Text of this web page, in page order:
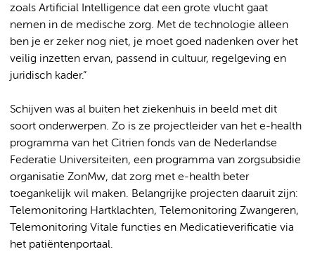
zoals Artificial Intelligence dat een grote vlucht gaat
nemen in de medische zorg. Met de technologie alleen
ben je er zeker nog niet, je moet goed nadenken over het
veilig inzetten ervan, passend in cultuur, regelgeving en
juridisch kader.”
Schijven was al buiten het ziekenhuis in beeld met dit
soort onderwerpen. Zo is ze projectleider van het e-health
programma van het Citrien fonds van de Nederlandse
Federatie Universiteiten, een programma van zorgsubsidie
organisatie ZonMw, dat zorg met e-health beter
toegankelijk wil maken. Belangrijke projecten daaruit zijn:
Telemonitoring Hartklachten, Telemonitoring Zwangeren,
Telemonitoring Vitale functies en Medicatieverificatie via
het patiëntenportaal.